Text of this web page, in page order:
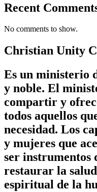
Recent
No comments to show.
Christian Unity
Es un ministerio
y noble. El
compartir y
todos aquellos
necesidad. Los
y mujeres que
ser instrumentos
restaurar la
espiritual de la